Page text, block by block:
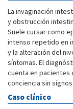
La invaginación
y obstrucción
Suele cursar como
intenso repetido en
y la alteración del
síntomas. El
cuenta en pacientes
conciencia sin
Caso clínico